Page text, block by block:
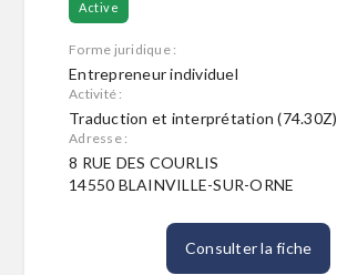
Active
Forme juridique :
Entrepreneur individuel
Activité :
Traduction et interprétation (74.30Z)
Adresse :
8 RUE DES COURLIS
14550 BLAINVILLE-SUR-ORNE
Consulter la fiche